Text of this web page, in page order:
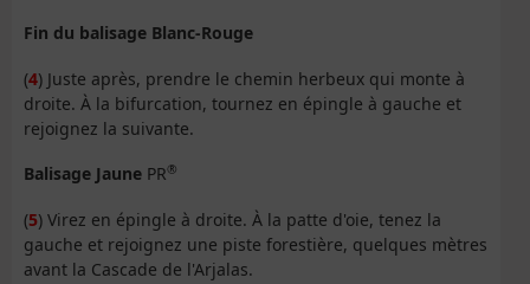
Fin du balisage Blanc-Rouge
(4) Juste après, prendre le chemin herbeux qui monte à
droite. À la bifurcation, tournez en épingle à gauche et
rejoignez la suivante.
Balisage Jaune PR®
(5) Virez en épingle à droite. À la patte d'oie, tenez la
gauche et rejoignez une piste forestière, quelques mètres
avant la Cascade de l'Arjalas.